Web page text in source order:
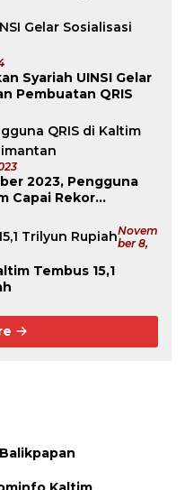
Syariah UINSI Gelar
Pembuatan QRIS
2023, Pengguna
Capai Rekor
Novem
Ber 8,
Tembus 15,1
Balikpapan